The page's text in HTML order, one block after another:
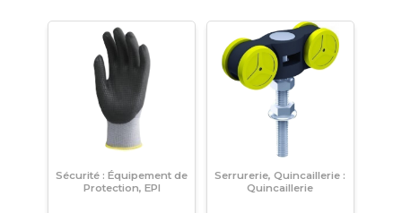
Sécurité : Équipement de
Protection, EPI
Serrurerie, Quincaillerie :
Quincaillerie